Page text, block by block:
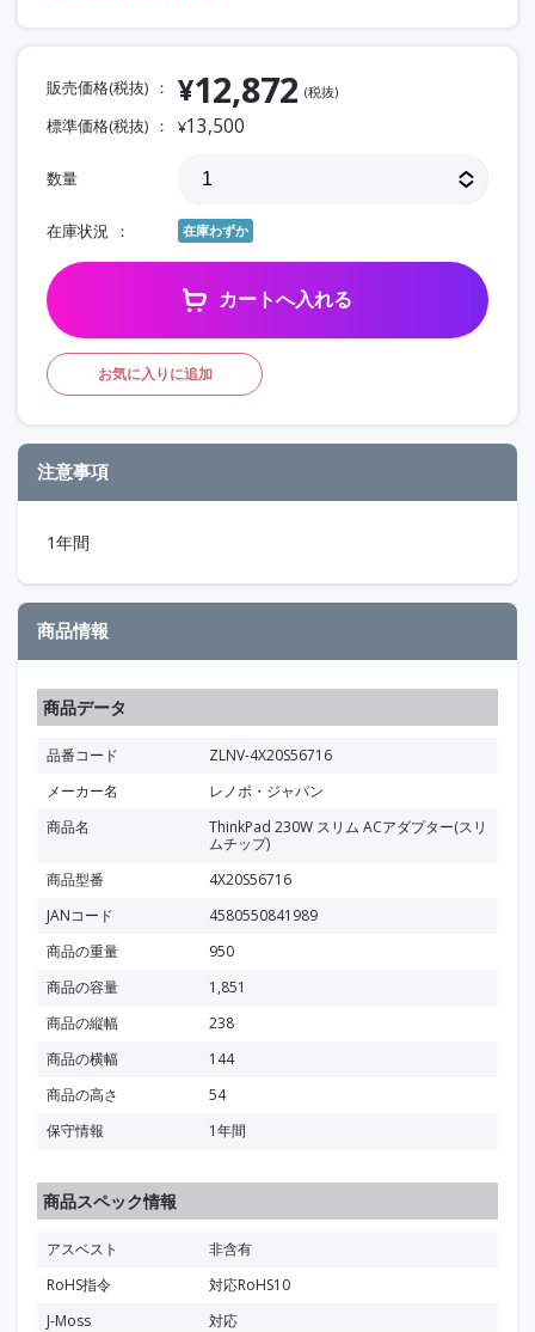
販売価格(税抜) ¥12,872 (税抜)
標準価格(税抜) ¥13,500
数量
在庫状況 在庫わずか
カートへ入れる
お気に入りに追加
注意事項
1年間
商品情報
商品データ
品番コード
ZLNV-4X20S56716
メーカー名
レノボ・ジャパン
商品名
ThinkPad 230W スリム ACアダプター(スリ
ムチップ)
商品型番
4X20S56716
JANコード
4580550841989
商品の重量
950
商品の容量
1,851
商品の縦幅
238
商品の横幅
144
商品の高さ
54
保守情報
1年間
商品スペック情報
アスベスト
非含有
RoHS指令
対応RoHS10
J-Moss
対応